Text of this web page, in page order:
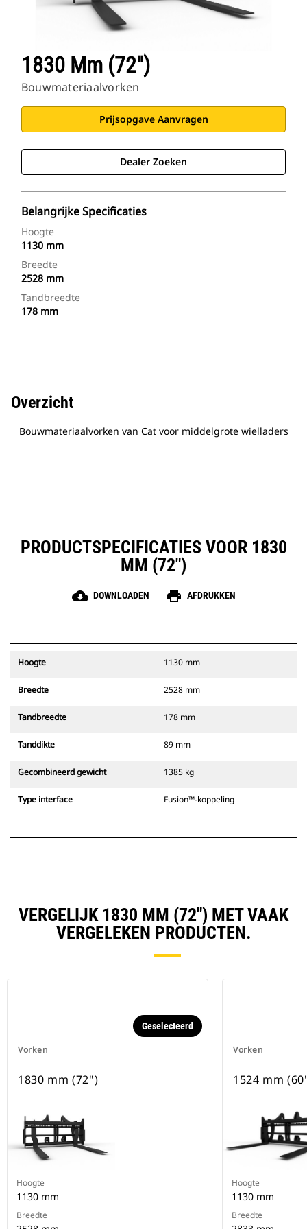
1830 Mm (72")
Bouwmateriaalvorken
Prijsopgave Aanvragen
Dealer Zoeken
Belangrijke Specificaties
Hoogte
1130 mm
Breedte
2528 mm
Tandbreedte
178 mm
Overzicht
Bouwmateriaalvorken van Cat voor middelgrote wielladers
PRODUCTSPECIFICATIES VOOR 1830
MM (72")
cloud_download DOWNLOADEN print AFDRUKKEN
Hoogte 1130 mm
Breedte 2528 mm
Tandbreedte 178 mm
Tanddikte 89 mm
Gecombineerd gewicht 1385 kg
Type interface Fusion™-koppeling
VERGELIJK 1830 MM (72") MET VAAK
VERGELEKEN PRODUCTEN.
Vorken
Geselecteerd
1830 mm (72")
Hoogte
1130 mm
Breedte
Vorken
1524 mm
Hoogte
1130 mm
Breedte